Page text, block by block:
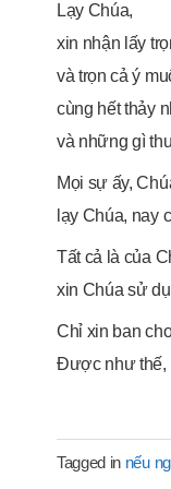
Lạy Chúa,
xin nhận lấy
và trọn cả ý
cùng hết thảy
và những gì
Mọi sự ấy,
lạy Chúa, nay
Tất cả là của
xin Chúa sử
Chỉ xin ban
Được như thế,
Tagged in nếu